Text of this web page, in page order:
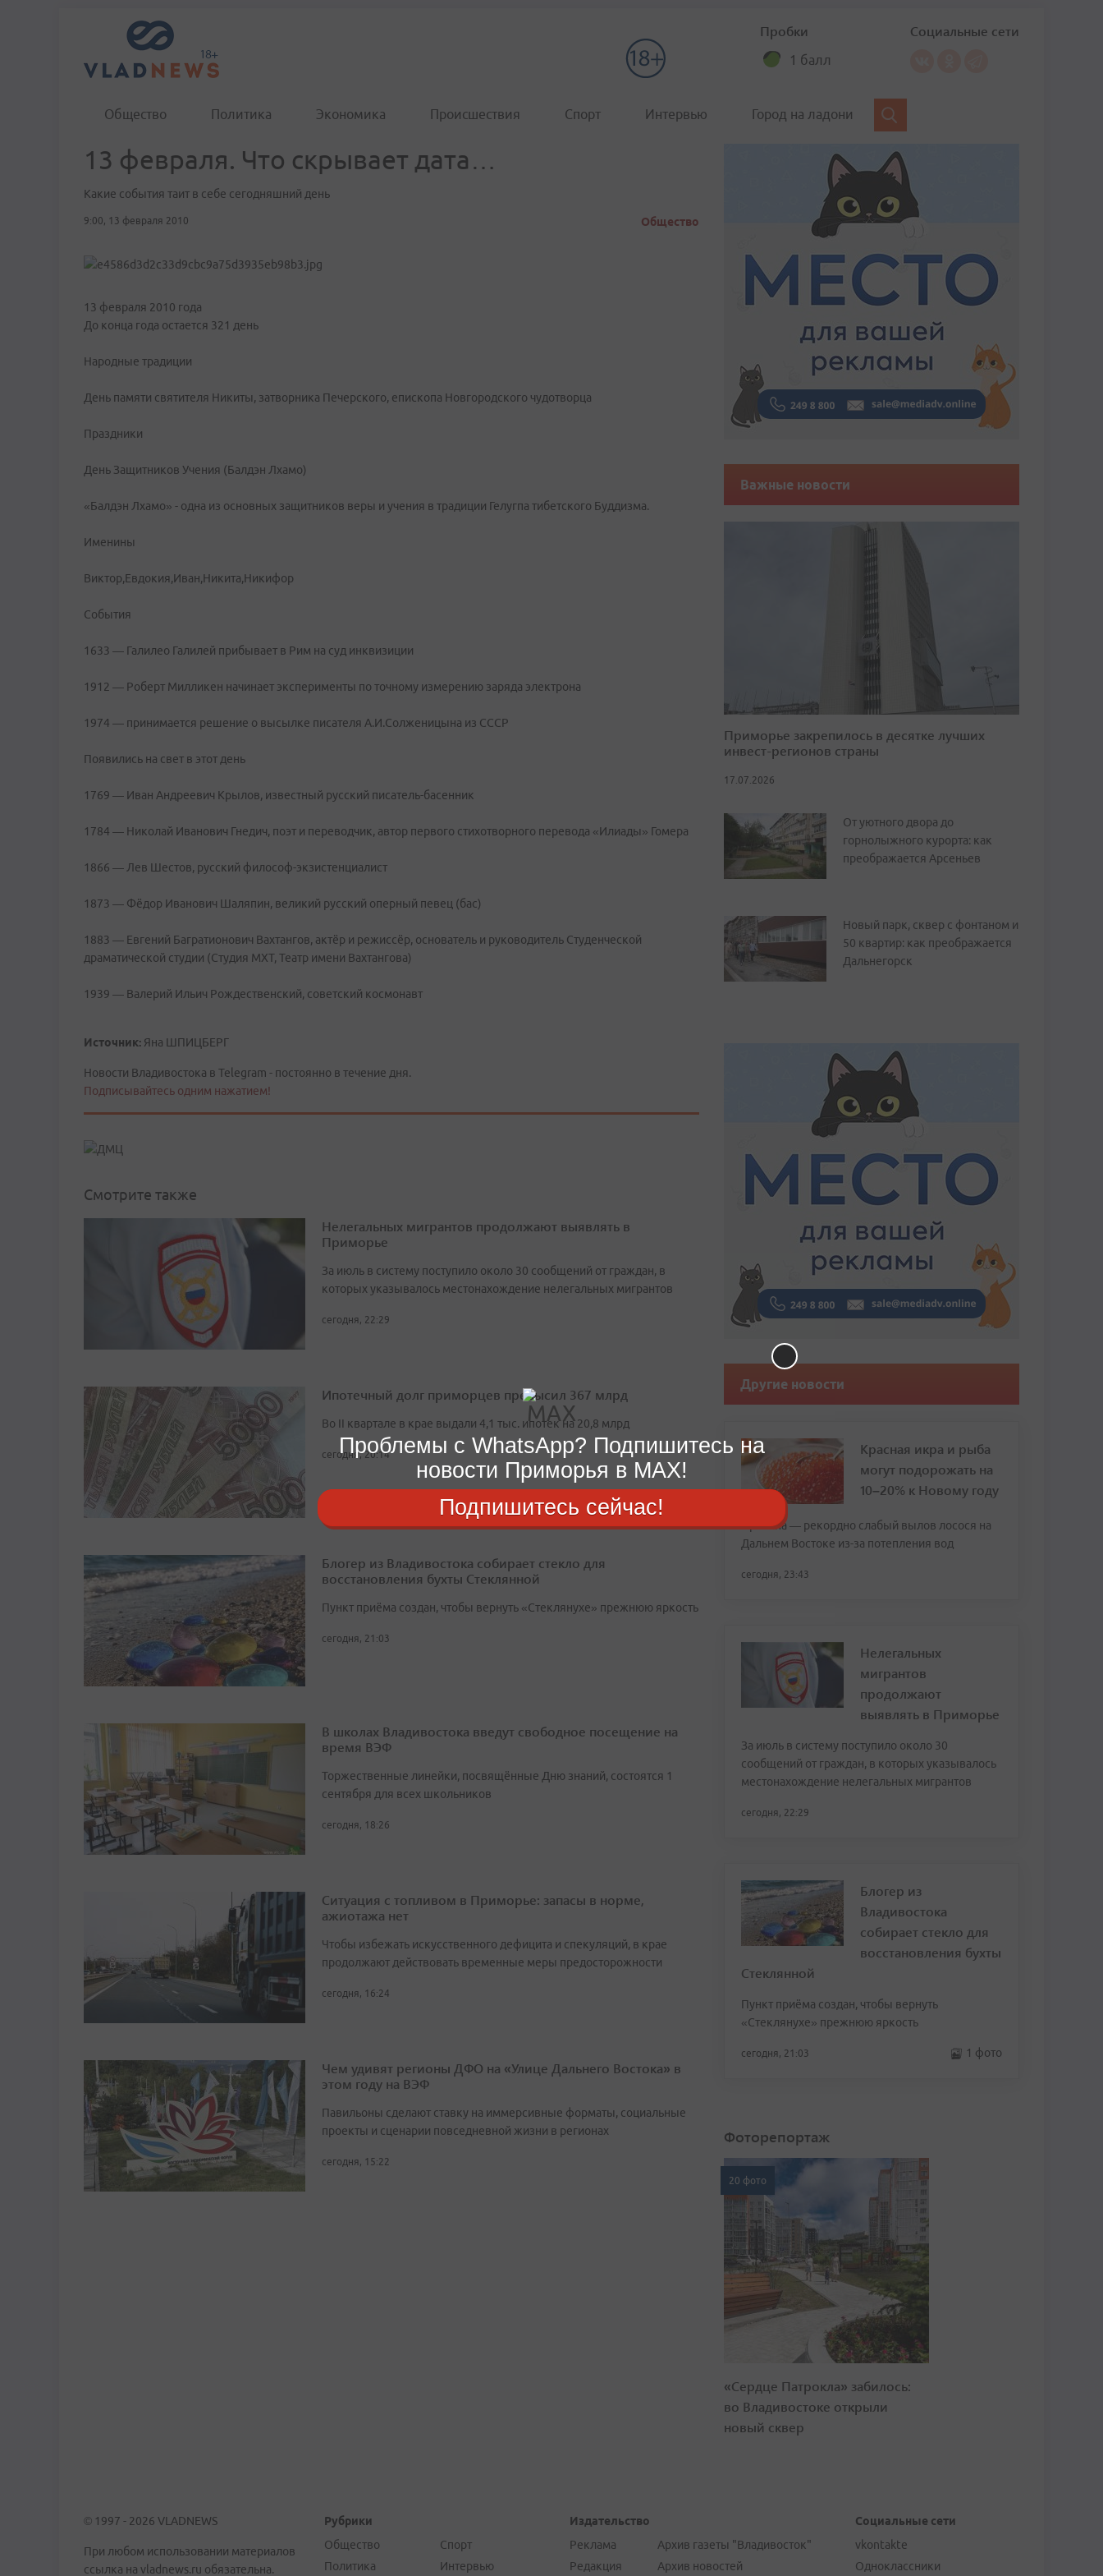
Пробки
1 балл
Социальные сети
Общество Политика Экономика Происшествия Спорт Интервью Город на ладони
13 февраля. Что скрывает дата…
Какие события таит в себе сегодняшний день
9:00, 13 февраля 2010 Общество
13 февраля 2010 года
До конца года остается 321 день
Народные традиции
День памяти святителя Никиты, затворника Печерского, епископа Новгородского чудотворца
Праздники
День Защитников Учения (Балдэн Лхамо)
«Балдэн Лхамо» - одна из основных защитников веры и учения в традиции Гелугпа тибетского Буддизма.
Именины
Виктор,Евдокия,Иван,Никита,Никифор
События
1633 — Галилео Галилей прибывает в Рим на суд инквизиции
1912 — Роберт Милликен начинает эксперименты по точному измерению заряда электрона
1974 — принимается решение о высылке писателя А.И.Солженицына из СССР
Появились на свет в этот день
1769 — Иван Андреевич Крылов, известный русский писатель-басенник
1784 — Николай Иванович Гнедич, поэт и переводчик, автор первого стихотворного перевода «Илиады» Гомера
1866 — Лев Шестов, русский философ-экзистенциалист
1873 — Фёдор Иванович Шаляпин, великий русский оперный певец (бас)
1883 — Евгений Багратионович Вахтангов, актёр и режиссёр, основатель и руководитель Студенческой
драматической студии (Студия МХТ, Театр имени Вахтангова)
1939 — Валерий Ильич Рождественский, советский космонавт
Источник: Яна ШПИЦБЕРГ
Новости Владивостока в Telegram - постоянно в течение дня.
Подписывайтесь одним нажатием!
Смотрите также
Нелегальных мигрантов продолжают выявлять в
Приморье
За июль в систему поступило около 30 сообщений от граждан, в
которых указывалось местонахождение нелегальных мигрантов
сегодня, 22:29
Ипотечный долг приморцев превысил 367 млрд
Во II квартале в крае выдали 4,1 тыс. ипотек на 20,8 млрд
сегодня, 20:14
Блогер из Владивостока собирает стекло для
восстановления бухты Стеклянной
Пункт приёма создан, чтобы вернуть «Стеклянухе» прежнюю яркость
сегодня, 21:03
В школах Владивостока введут свободное посещение на
время ВЭФ
Торжественные линейки, посвящённые Дню знаний, состоятся 1
сентября для всех школьников
сегодня, 18:26
Ситуация с топливом в Приморье: запасы в норме,
ажиотажа нет
Чтобы избежать искусственного дефицита и спекуляций, в крае
продолжают действовать временные меры предосторожности
сегодня, 16:24
Чем удивят регионы ДФО на «Улице Дальнего Востока» в
этом году на ВЭФ
Павильоны сделают ставку на иммерсивные форматы, социальные
проекты и сценарии повседневной жизни в регионах
сегодня, 15:22
Важные новости
Приморье закрепилось в десятке лучших
инвест-регионов страны
17.07.2026
От уютного двора до
горнолыжного курорта: как
преображается Арсеньев
Новый парк, сквер с фонтаном и
50 квартир: как преображается
Дальнегорск
Другие новости
Красная икра и рыба
могут подорожать на
10–20% к Новому году
Причина — рекордно слабый вылов лосося на
Дальнем Востоке из-за потепления вод
сегодня, 23:43
Нелегальных
мигрантов
продолжают
выявлять в Приморье
За июль в систему поступило около 30
сообщений от граждан, в которых указывалось
местонахождение нелегальных мигрантов
сегодня, 22:29
Блогер из
Владивостока
собирает стекло для
восстановления бухты
Стеклянной
Пункт приёма создан, чтобы вернуть
«Стеклянухе» прежнюю яркость
сегодня, 21:03 1 фото
Фоторепортаж
20 фото
«Сердце Патрокла» забилось:
во Владивостоке открыли
новый сквер
© 1997 - 2026 VLADNEWS
При любом использовании материалов
ссылка на vladnews.ru обязательна.
Рубрики
Общество
Политика
Спорт
Интервью
Издательство
Реклама
Редакция
Архив газеты "Владивосток"
Архив новостей
Социальные сети
vkontakte
Одноклассники
Проблемы с WhatsApp? Подпишитесь на
новости Приморья в MAX!
Подпишитесь сейчас!